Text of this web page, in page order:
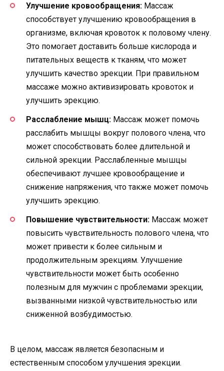
Улучшение кровообращения: Массаж
способствует улучшению кровообращения в
организме, включая кровоток к половому члену.
Это помогает доставить больше кислорода и
питательных веществ к тканям, что может
улучшить качество эрекции. При правильном
массаже можно активизировать кровоток и
улучшить эрекцию.
Расслабление мышц: Массаж может помочь
расслабить мышцы вокруг полового члена, что
может способствовать более длительной и
сильной эрекции. Расслабленные мышцы
обеспечивают лучшее кровообращение и
снижение напряжения, что также может помочь
улучшить эрекцию.
Повышение чувствительности: Массаж может
повысить чувствительность полового члена, что
может привести к более сильным и
продолжительным эрекциям. Улучшение
чувствительности может быть особенно
полезным для мужчин с проблемами эрекции,
вызванными низкой чувствительностью или
сниженной возбудимостью.
В целом, массаж является безопасным и
естественным способом улучшения эрекции.